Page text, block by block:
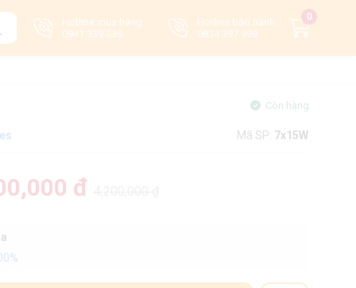
Hotline mua hàng:
0941 339 339
Hotline bảo hành:
0834 397 999
0
Còn hàng
Mã SP: 7x15W
đ